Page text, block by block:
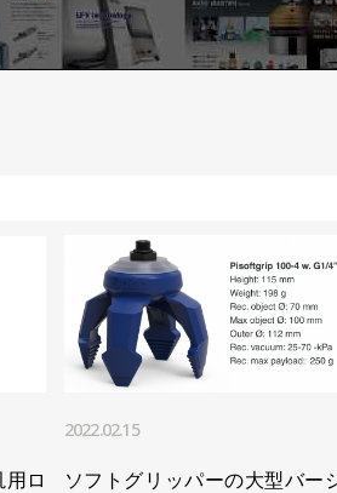
ロ
2022.02.15
ソフトグリッパーの大型バー